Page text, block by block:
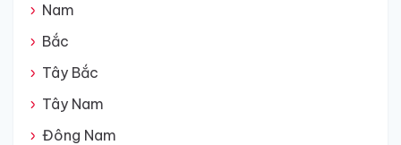
Nam
Bắc
Tây Bắc
Tây Nam
Đông Nam